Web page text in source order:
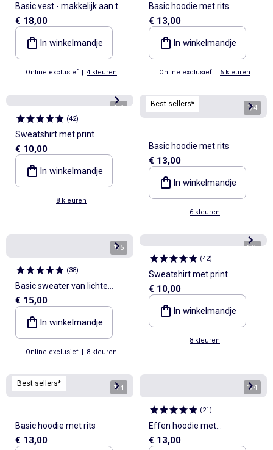
Basic vest - makkelijk aan te
trekken collectie
€ 18,00
In winkelmandje
Online exclusief | 4 kleuren
Basic hoodie met rits
€ 13,00
In winkelmandje
Online exclusief | 6 kleuren
1/6
(42)
Sweatshirt met print
€ 10,00
In winkelmandje
8 kleuren
Best sellers* 1/4
Basic hoodie met rits
€ 13,00
In winkelmandje
6 kleuren
1/5
(38)
Basic sweater van lichte
French Terry
€ 15,00
In winkelmandje
Online exclusief | 8 kleuren
1/5
(42)
Sweatshirt met print
€ 10,00
In winkelmandje
8 kleuren
Best sellers* 1/4
Basic hoodie met rits
€ 13,00
1/4
(21)
Effen hoodie met
kangoeroezak
€ 13,00